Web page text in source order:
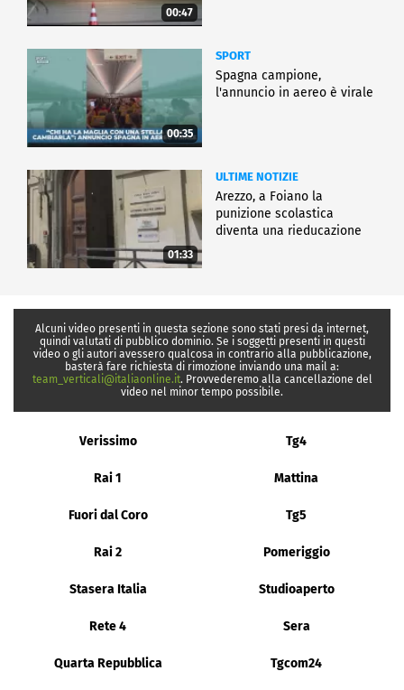
00:47
00:35
SPORT
Spagna campione,
l'annuncio in aereo è virale
01:33
ULTIME NOTIZIE
Arezzo, a Foiano la
punizione scolastica
diventa una rieducazione
Alcuni video presenti in questa sezione sono stati presi da internet,
quindi valutati di pubblico dominio. Se i soggetti presenti in questi
video o gli autori avessero qualcosa in contrario alla pubblicazione,
basterà fare richiesta di rimozione inviando una mail a:
team_verticali@italiaonline.it. Provvederemo alla cancellazione del
video nel minor tempo possibile.
Verissimo Tg4
Rai 1 Mattina
Fuori dal Coro Tg5
Rai 2 Pomeriggio
Stasera Italia Studioaperto
Rete 4 Sera
Quarta Repubblica Tgcom24